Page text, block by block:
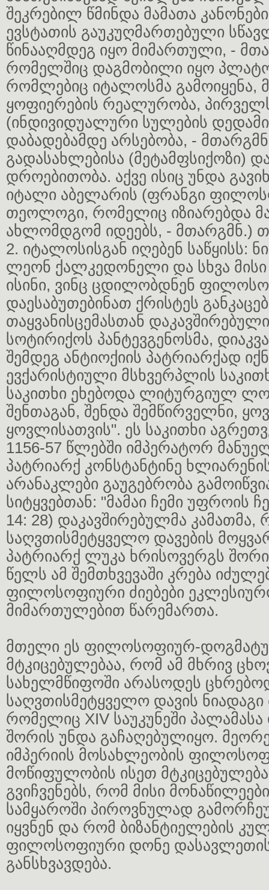
შეკრებილ წმინდა მამათა
ევსტათის გაუკუღმართებული
წინააღმდეგ იყო მიმართული, -
რომელშიც დაგმობილი იყო
რომლებიც იტალოსმა გამოიყენა,
ყოფიერების რეალურობა,
(ინდივიდუალური სულების
დაბადებამდე არსებობა, -
გადასახლებისა (მეტამფსიქოზი)
დროებითობა. აქვე ისიც უნდა
იტალი აბელარის (ფრანგი
თეოლოგი, რომელიც იზიარებდა
ახლომდგომ იდეებს, - მთარგმნ.)
2. იტალოსისგან იღებენ საწყისს:
ლეონ ქალკედონელი და სხვა მისი
ისინი, ვინც ცდილობდნენ
დაესაბუთებინათ ქრისტეს
თაყვანისცემასთან
სოტირიქოს პანტევგენოსმა,
შემდეგ ანტიოქიის პატრიარქად
ევქარისტიული მსხვერპლის
საკითხი ეხებოდა ლიტურგიულ
შენთაგან, შენდა შემწირველნი,
ყოვლისათვის". ეს საკითხი
1156-57 წლებში იმპერატორ
პატრიარქ კონსტანტინე
არანაკლები გაუგებრობა
სიტყვებთან: "მამაი ჩემი უფროის
14: 28) დაკავშირებულმა
საღვთისმეტყველო დავების
პატრიარქ ლუკა ხრისოვერგს
წელს ამ შემთხვევაში კრება
ფილოსოფიური ძიებები
მიმართულებით წარემართა.
მთელი ეს ფილოსოფიურ-
მტკიცებულებაა, რომ ამ მხრივ
სახელმწიფოში არასოდეს
საღვთისმეტყველო დავის
რომელიც XIV საუკუნეში
შორის უნდა გაჩაღებულიყო.
იმპერიის მოსახლეობის
მოწიფულობის ისეთ
გვიჩვენებს, რომ მისი
სამყაროში პიროვნულად
იყვნენ და რომ ბიზანტიელების
ფილოსოფიური დონე
განსხვავდება.